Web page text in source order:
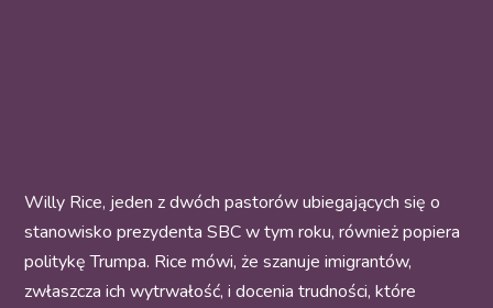
Willy Rice, jeden z dwóch pastorów ubiegających się o
stanowisko prezydenta SBC w tym roku, również popiera
politykę Trumpa. Rice mówi, że szanuje imigrantów,
zwłaszcza ich wytrwałość, i docenia trudności, które